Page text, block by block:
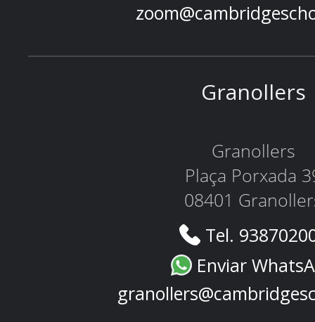
Granollers
Granollers
Plaça Porxada
08401
Tel.
Enviar